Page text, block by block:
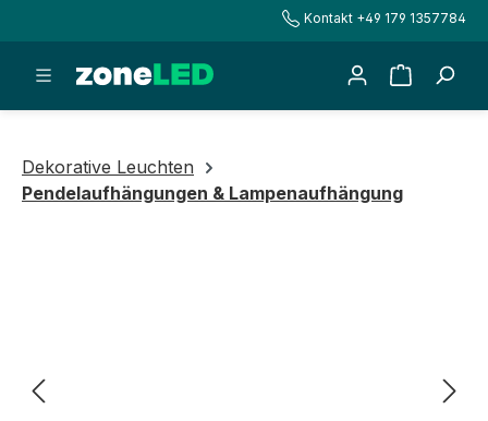
Kontakt +49 179 1357784
Dekorative Leuchten
Pendelaufhängungen & Lampenaufhängung